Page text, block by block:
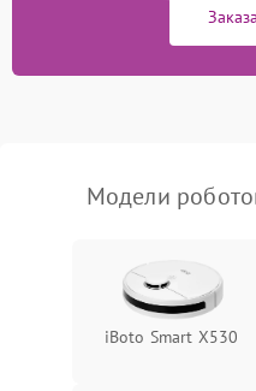
Модели
iBoto Smart X530